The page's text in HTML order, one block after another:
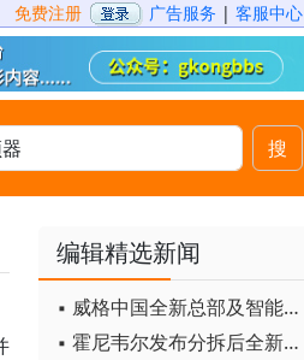
免费注册 广告服务 | 客服中心
搜
编辑精选新闻
▪ 威格中国全新总部及智能工厂启用
▪ 霍尼韦尔发布分拆后全新品牌：霍尼韦尔科技与霍尼韦尔航空航天